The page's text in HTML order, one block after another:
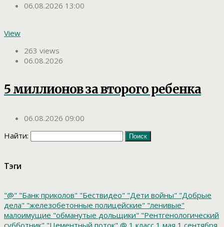
06.08.2026 13:00
View
263 views
06.08.2026
5 миллионов за второго ребенка
06.08.2026 09:00
Найти:
Тэги
"@" "Банк приколов" "Бествидео" "Дети войны" "Добрые
дела" "железобетонные полицейские" "ленивые"
малоимущие "обманутые дольщики" "Рентгенологический
субботник" "Цементный поток" @ 1 класс 1 мая 1 сентября